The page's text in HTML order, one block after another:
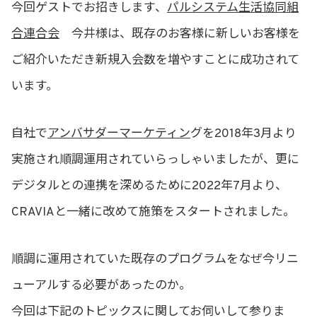
今回ゲストでお招きします、 パルシステム生活協同組
合連合会 今井様は、既存のお客様に新しいお客様を
ご紹介いただき新規入会数を増やすことに成功されて
います。
自社でアンバサダーマーケティングを2018年3月より
実施され順調運用されていらっしゃいましたが、更に
デジタルとの連携を深めるために2022年7月より、
CRAVIAと一緒に改めて施策をスタートされました。
順調に運用されていた既存のプログラムをなぜ今リニ
ューアルする必要があったのか。
今回は下記のトピックスに関してお伺いして参りま